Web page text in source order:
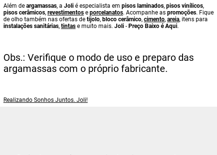
Além de argamassas, a Joli é especialista em pisos laminados, pisos vinílicos,
pisos cerâmicos, revestimentos e porcelanatos. Acompanhe as promoções. Fique
de olho também nas ofertas de tijolo, bloco cerâmico, cimento, areia, itens para
instalações sanitárias, tintas e muito mais. Joli - Preço Baixo é Aqui.
Obs.: Verifique o modo de uso e preparo das
argamassas com o próprio fabricante.
Realizando Sonhos Juntos. Joli!